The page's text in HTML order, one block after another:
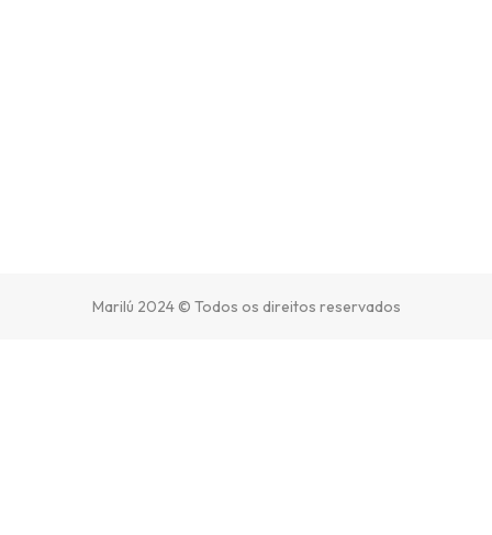
Marilú 2024 © Todos os direitos reservados